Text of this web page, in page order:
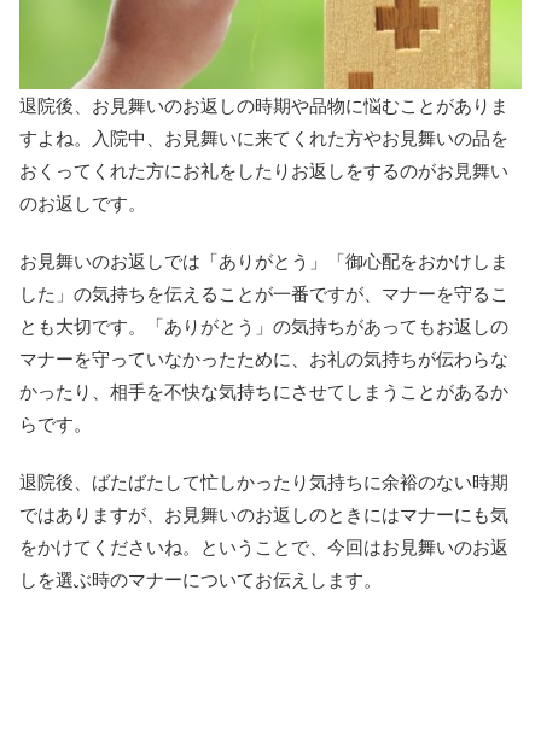
退院後、お見舞いのお返しの時期や品物に悩むことがありま
すよね。入院中、お見舞いに来てくれた方やお見舞いの品を
おくってくれた方にお礼をしたりお返しをするのがお見舞い
のお返しです。
お見舞いのお返しでは「ありがとう」「御心配をおかけしま
した」の気持ちを伝えることが一番ですが、マナーを守るこ
とも大切です。「ありがとう」の気持ちがあってもお返しの
マナーを守っていなかったために、お礼の気持ちが伝わらな
かったり、相手を不快な気持ちにさせてしまうことがあるか
らです。
退院後、ばたばたして忙しかったり気持ちに余裕のない時期
ではありますが、お見舞いのお返しのときにはマナーにも気
をかけてくださいね。ということで、今回はお見舞いのお返
しを選ぶ時のマナーについてお伝えします。